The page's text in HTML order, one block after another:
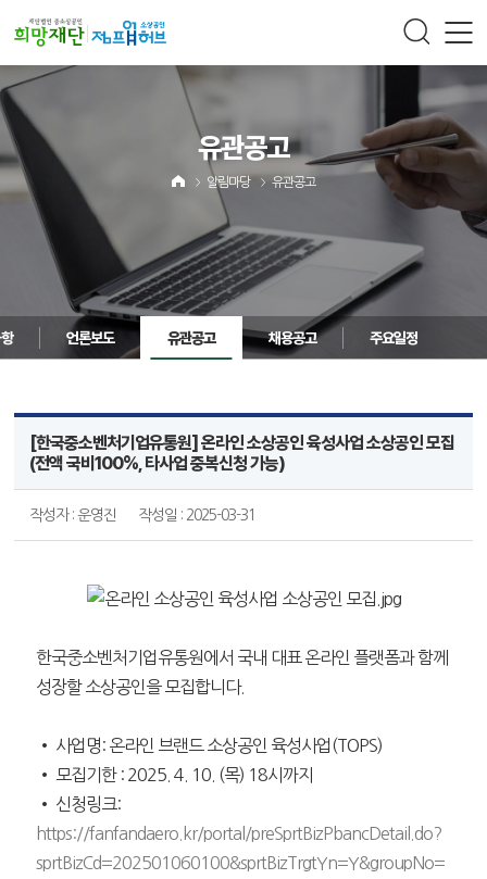
유관공고
알림마당 유관공고
언론보도 유관공고 채용공고 주요일정
[한국중소벤처기업유통원] 온라인 소상공인 육성사업 소상공인 모집
(전액 국비100%, 타사업 중복신청 가능)
작성자 : 운영진 작성일 : 2025-03-31
한국중소벤처기업유통원에서 국내 대표 온라인 플랫폼과 함께
성장할 소상공인을 모집합니다.
• 사업명: 온라인 브랜드 소상공인 육성사업(TOPS)
• 모집기한 : 2025. 4. 10. (목) 18시까지
• 신청링크:
https://fanfandaero.kr/portal/preSprtBizPbancDetail.do?
sprtBizCd=202501060100&sprtBizTrgtYn=Y&groupNo=